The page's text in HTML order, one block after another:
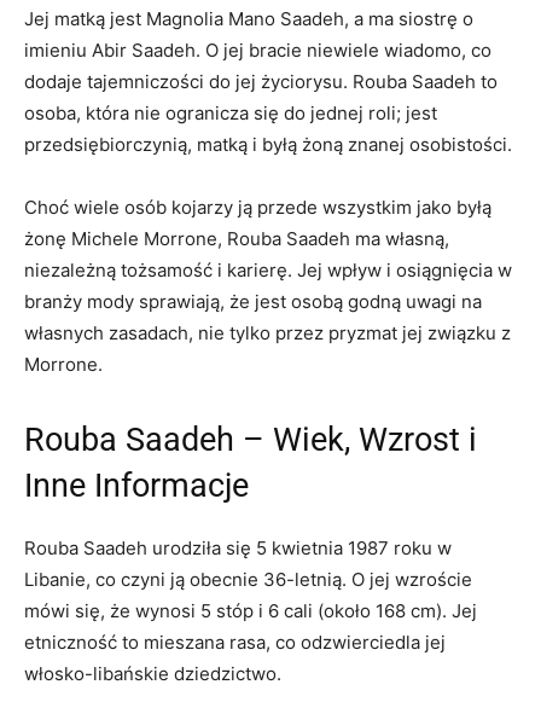
Jej matką jest Magnolia Mano Saadeh, a ma siostrę o
imieniu Abir Saadeh. O jej bracie niewiele wiadomo, co
dodaje tajemniczości do jej życiorysu. Rouba Saadeh to
osoba, która nie ogranicza się do jednej roli; jest
przedsiębiorczynią, matką i byłą żoną znanej osobistości.
Choć wiele osób kojarzy ją przede wszystkim jako byłą
żonę Michele Morrone, Rouba Saadeh ma własną,
niezależną tożsamość i karierę. Jej wpływ i osiągnięcia w
branży mody sprawiają, że jest osobą godną uwagi na
własnych zasadach, nie tylko przez pryzmat jej związku z
Morrone.
Rouba Saadeh – Wiek, Wzrost i
Inne Informacje
Rouba Saadeh urodziła się 5 kwietnia 1987 roku w
Libanie, co czyni ją obecnie 36-letnią. O jej wzroście
mówi się, że wynosi 5 stóp i 6 cali (około 168 cm). Jej
etniczność to mieszana rasa, co odzwierciedla jej
włosko-libańskie dziedzictwo.